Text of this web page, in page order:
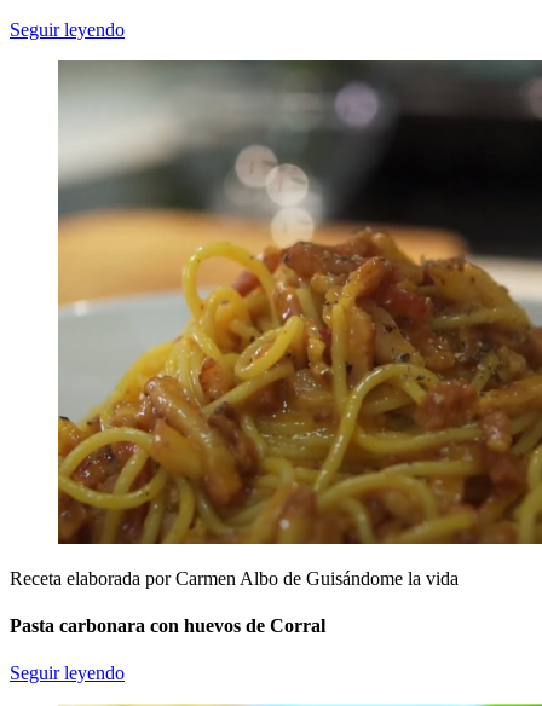
Seguir leyendo
Receta elaborada por Carmen Albo de Guisándome la vida
Pasta carbonara con huevos de Corral
Seguir leyendo